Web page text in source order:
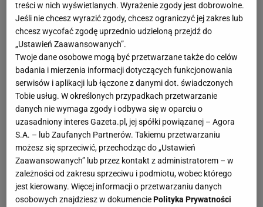
treści w nich wyświetlanych. Wyrażenie zgody jest dobrowolne.
Jeśli nie chcesz wyrazić zgody, chcesz ograniczyć jej zakres lub
chcesz wycofać zgodę uprzednio udzieloną przejdź do
„Ustawień Zaawansowanych”.
Twoje dane osobowe mogą być przetwarzane także do celów
badania i mierzenia informacji dotyczących funkcjonowania
serwisów i aplikacji lub łączone z danymi dot. świadczonych
Tobie usług. W określonych przypadkach przetwarzanie
danych nie wymaga zgody i odbywa się w oparciu o
uzasadniony interes Gazeta.pl, jej spółki powiązanej – Agora
S.A. – lub Zaufanych Partnerów. Takiemu przetwarzaniu
możesz się sprzeciwić, przechodząc do „Ustawień
Zaawansowanych” lub przez kontakt z administratorem – w
zależności od zakresu sprzeciwu i podmiotu, wobec którego
jest kierowany. Więcej informacji o przetwarzaniu danych
osobowych znajdziesz w dokumenciePolityka Prywatności